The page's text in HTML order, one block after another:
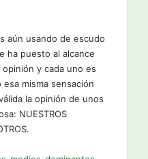
aún usando de escudo
ha puesto al alcance
y cada uno es
misma sensación
la opinión de unos
NUESTROS